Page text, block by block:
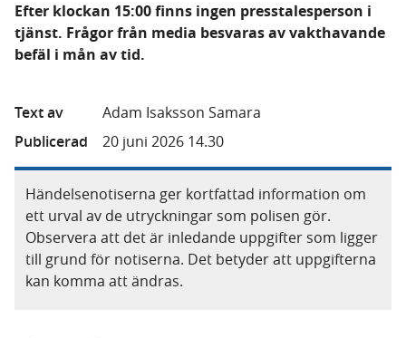
Efter klockan 15:00 finns ingen presstalesperson i
tjänst. Frågor från media besvaras av vakthavande
befäl i mån av tid.
Text av
Adam Isaksson Samara
Publicerad
20 juni 2026 14.30
Händelsenotiserna ger kortfattad information om
ett urval av de utryckningar som polisen gör.
Observera att det är inledande uppgifter som ligger
till grund för notiserna. Det betyder att uppgifterna
kan komma att ändras.